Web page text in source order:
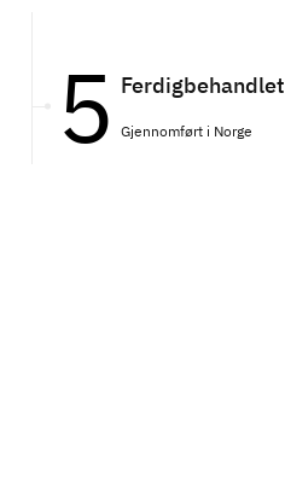
Ferdigbehandlet
Gjennomført i Norge